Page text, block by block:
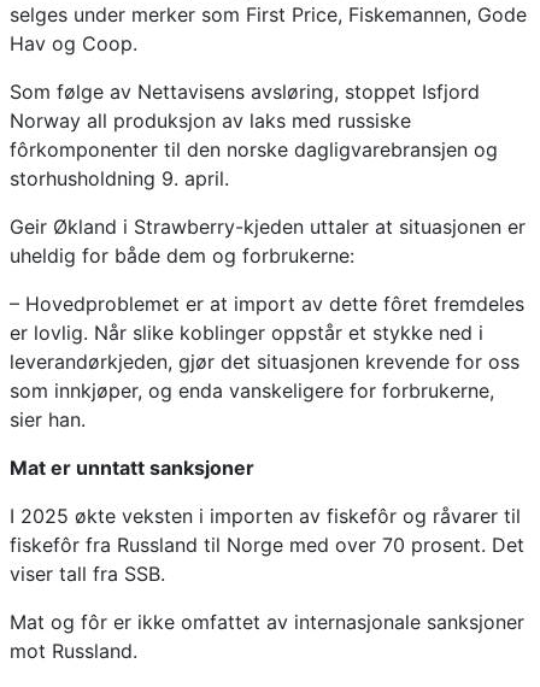
selges under merker som First Price, Fiskemannen, Gode
Hav og Coop.
Som følge av Nettavisens avsløring, stoppet Isfjord
Norway all produksjon av laks med russiske
fôrkomponenter til den norske dagligvarebransjen og
storhusholdning 9. april.
Geir Økland i Strawberry-kjeden uttaler at situasjonen er
uheldig for både dem og forbrukerne:
– Hovedproblemet er at import av dette fôret fremdeles
er lovlig. Når slike koblinger oppstår et stykke ned i
leverandørkjeden, gjør det situasjonen krevende for oss
som innkjøper, og enda vanskeligere for forbrukerne,
sier han.
Mat er unntatt sanksjoner
I 2025 økte veksten i importen av fiskefôr og råvarer til
fiskefôr fra Russland til Norge med over 70 prosent. Det
viser tall fra SSB.
Mat og fôr er ikke omfattet av internasjonale sanksjoner
mot Russland.